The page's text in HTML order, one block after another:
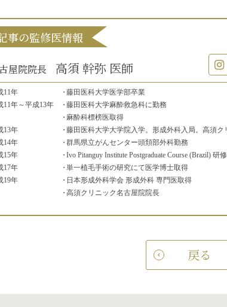
事の監修医情報
屋院院長 高須 幹弥 医師
11年
藤田医科大学医学部卒業
11年～平成13年
藤田医科大学麻酔救急科に勤務
麻酔科標榜医取得
13年
藤田医科大学大学院入学。 形成外科入局。高須ク
14年
群馬県立がんセンター頭頚部外科勤務
15年
Ivo Pitanguy Institute Postgraduate Course (Brazil) 研修
17年
単一植毛手術の研究にて医学博士取得
19年
日本形成外科学会 形成外科 専門医取得
高須クリニック名古屋院院長
戻る